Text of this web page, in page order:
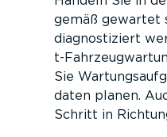
gemäß gewartet
diagnos­ti­ziert
t-­
Sie
daten planen.
Schritt in